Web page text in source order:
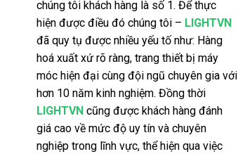
chúng tôi khách hàng là số 1. Để thực
hiện được điều đó chúng tôi – LIGHTVN
đã quy tụ được nhiều yếu tố như: Hàng
hoá xuất xứ rõ ràng, trang thiết bị máy
móc hiện đại cùng đội ngũ chuyên gia với
hơn 10 năm kinh nghiệm. Đồng thời
LIGHTVN cũng được khách hàng đánh
giá cao về mức độ uy tín và chuyên
nghiệp trong lĩnh vực, thể hiện qua việc